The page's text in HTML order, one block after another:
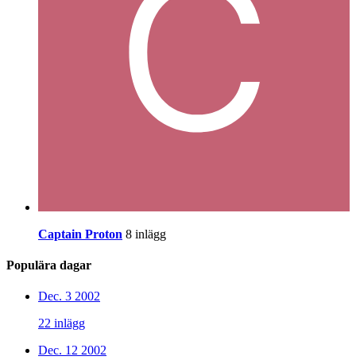
Captain Proton 8 inlägg
Populära dagar
Dec. 3 2002
22 inlägg
Dec. 12 2002